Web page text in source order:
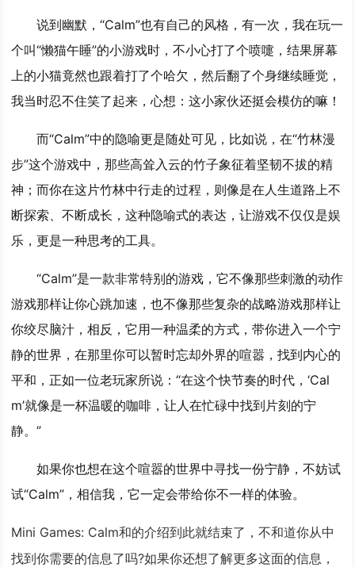
说到幽默，“Calm”也有自己的风格，有一次，我在玩一
个叫“懒猫午睡”的小游戏时，不小心打了个喷嚏，结果屏幕
上的小猫竟然也跟着打了个哈欠，然后翻了个身继续睡觉，
我当时忍不住笑了起来，心想：这小家伙还挺会模仿的嘛！
而“Calm”中的隐喻更是随处可见，比如说，在“竹林漫
步”这个游戏中，那些高耸入云的竹子象征着坚韧不拔的精
神；而你在这片竹林中行走的过程，则像是在人生道路上不
断探索、不断成长，这种隐喻式的表达，让游戏不仅仅是娱
乐，更是一种思考的工具。
“Calm”是一款非常特别的游戏，它不像那些刺激的动作
游戏那样让你心跳加速，也不像那些复杂的战略游戏那样让
你绞尽脑汁，相反，它用一种温柔的方式，带你进入一个宁
静的世界，在那里你可以暂时忘却外界的喧嚣，找到内心的
平和，正如一位老玩家所说：“在这个快节奏的时代，‘Cal
m’就像是一杯温暖的咖啡，让人在忙碌中找到片刻的宁
静。”
如果你也想在这个喧嚣的世界中寻找一份宁静，不妨试
试“Calm”，相信我，它一定会带给你不一样的体验。
Mini Games: Calm和的介绍到此就结束了，不和道你从中
找到你需要的信息了吗?如果你还想了解更多这面的信息，